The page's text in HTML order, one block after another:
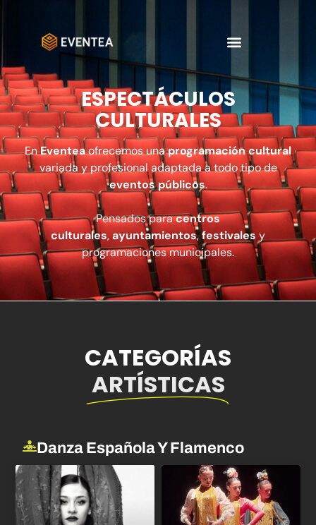
ESPECTÁCULOS
CULTURALES
EnEventeaofrecemos unaprogramación cultural
variada y profesional adaptada a todo tipo de
eventos públicos.
Pensados paracentros
culturales,ayuntamientos,festivales y
programaciones municipales.
CATEGORÍAS
ARTÍSTICAS
Danza Española Y Flamenco